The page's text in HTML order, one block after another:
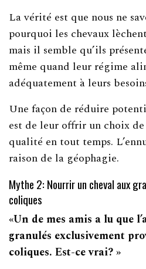
La vérité est que nous ne
pourquoi les chevaux
mais il semble qu’ils
même quand leur régime
adéquatement à leurs
Une façon de réduire
est de leur offrir un choix
qualité en tout temps.
raison de la géophagie.
Mythe 2: Nourrir un cheval aux
coliques
«Un de mes amis a lu que
granulés exclusivement
coliques. Est-ce vrai? »